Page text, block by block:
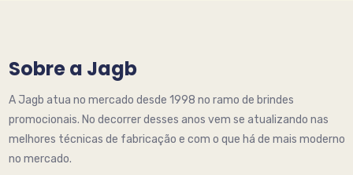
Sobre a Jagb
A Jagb atua no mercado desde 1998 no ramo de brindes
promocionais. No decorrer desses anos vem se atualizando nas
melhores técnicas de fabricação e com o que há de mais moderno
no mercado.